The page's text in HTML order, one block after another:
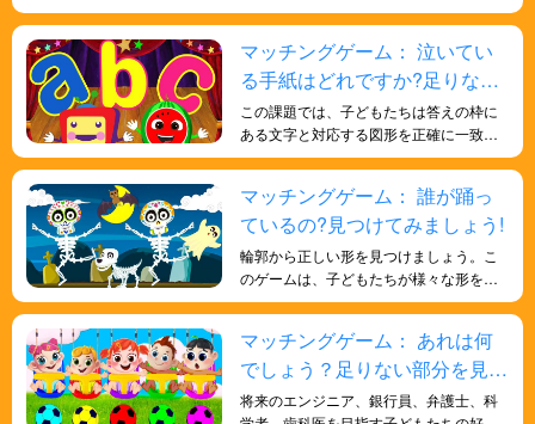
ことは、子供たちがより多様な色を認識
能力を向上させ、知識を強化し、より賢
くなります。
マッチングゲーム： 泣いてい
る手紙はどれですか?足りない
部分を見つけよう！
この課題では、子どもたちは答えの枠に
ある文字と対応する図形を正確に一致さ
せる必要があります。これは、手と目の
す。図形と文字を一致させることで、子
どもたちは学んだ文字の概念を実際の物
や環境に適用することができます。この
能力は抽象的推論と呼ばれ、認知発達に
おいて重要な部分です。文字の抽象的な
形を具体的な物の形と結びつけること
で、子どもたちは文字と物とのつながり
を構築します。このつながりは、子ども
たちが文字記号の認識、読み書きなど、
日常生活で文字を応用するのに役立ちま
マッチングゲーム： 誰が踊っ
ているの?見つけてみましょう!
輪郭から正しい形を見つけましょう。こ
のゲームは、子どもたちが様々な形を認
識するのに役立ちます。楽しくてワクワ
の記憶力を向上させます。また、子ども
たちの色覚を向上させ、形についてより
深く学ぶのにも役立ちます。
マッチングゲーム： あれは何
でしょう？足りない部分を見つ
けよう！
将来のエンジニア、銀行員、弁護士、科